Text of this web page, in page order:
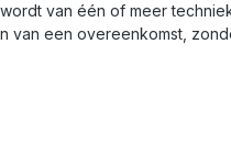
van één of meer
een overeenkomst,